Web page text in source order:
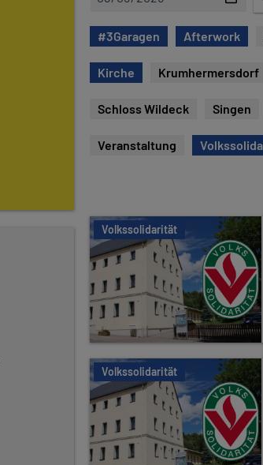
t
u
#3Garagen Afterwork
Kirche Krumhermersdorf
Schloss Wildeck Singen
Veranstaltung
Volkssolidarität
Volkssolidarität